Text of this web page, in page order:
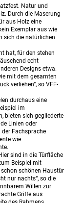
Natur und
Durch die Maserung
aus Holz eine
Exemplar aus wie
sich die natürlichen
hat, für den stehen
echt
Designs etwa.
mit dem gesamten
verliehen“, so VFF-
durchaus eine
im
bieten sich gegliederte
Linien oder
Fachsprache
wie
sind in die Türfläche
Beispiel mit
schon schönen Haustür
nur nachts“, so die
Willen zur
Griffe aus